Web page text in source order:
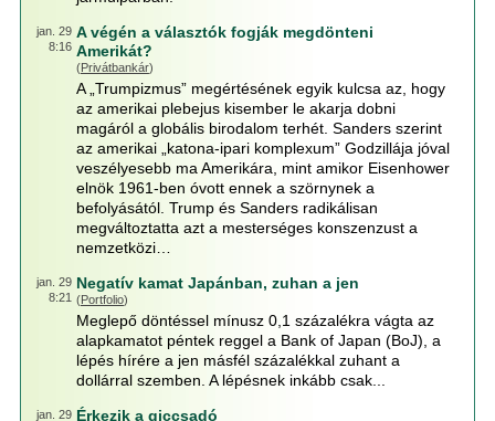
jan. 29
8:16
A végén a választók fogják megdönteni
Amerikát?
(Privátbankár)
A „Trumpizmus” megértésének egyik kulcsa az, hogy
az amerikai plebejus kisember le akarja dobni
magáról a globális birodalom terhét. Sanders szerint
az amerikai „katona-ipari komplexum” Godzillája jóval
veszélyesebb ma Amerikára, mint amikor Eisenhower
elnök 1961-ben óvott ennek a szörnynek a
befolyásától. Trump és Sanders radikálisan
megváltoztatta azt a mesterséges konszenzust a
nemzetközi…
jan. 29
8:21
Negatív kamat Japánban, zuhan a jen
(Portfolio)
Meglepő döntéssel mínusz 0,1 százalékra vágta az
alapkamatot péntek reggel a Bank of Japan (BoJ), a
lépés hírére a jen másfél százalékkal zuhant a
dollárral szemben. A lépésnek inkább csak...
jan. 29 Érkezik a giccsadó